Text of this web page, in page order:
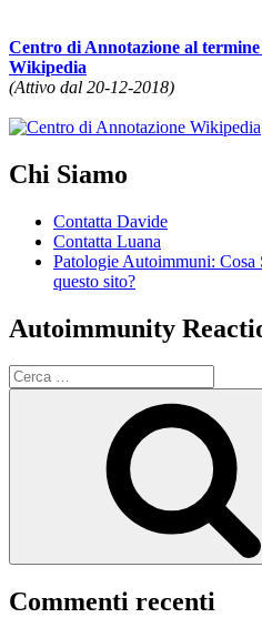
Centro di Annotazione al
Wikipedia
(Attivo dal 20-12-2018)
Chi Siamo
Contatta Davide
Contatta Luana
Patologie Autoimmuni:
questo sito?
Autoimmunity
Cerca:
Commenti recenti